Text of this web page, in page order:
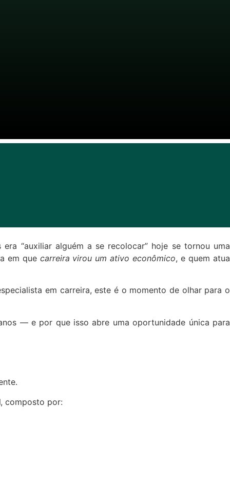
“auxiliar alguém a se recolocar” hoje se tornou uma
em que carreira virou um ativo econômico, e quem atua
em carreira, este é o momento de olhar para o
— e por que isso abre uma oportunidade única para
, composto por: